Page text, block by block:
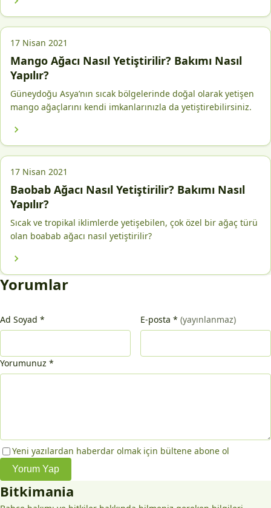
17 Nisan 2021
Mango Ağacı Nasıl Yetiştirilir? Bakımı Nasıl
Yapılır?
Güneydoğu Asya’nın sıcak bölgelerinde doğal olarak yetişen
mango ağaçlarını kendi imkanlarınızla da yetiştirebilirsiniz.
17 Nisan 2021
Baobab Ağacı Nasıl Yetiştirilir? Bakımı Nasıl
Yapılır?
Sıcak ve tropikal iklimlerde yetişebilen, çok özel bir ağaç türü
olan boabab ağacı nasıl yetiştirilir?
Yorumlar
Ad Soyad * E-posta * (yayınlanmaz)
Yorumunuz *
Yeni yazılardan haberdar olmak için bültene abone ol
Yorum Yap
Bitkimania